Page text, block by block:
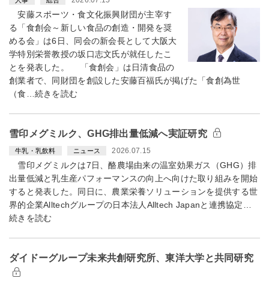
安藤スポーツ・食文化振興財団が主宰す
る「食創会～新しい食品の創造・開発を奨
める会」は6日、同会の新会長として大阪大
学特別栄誉教授の坂口志文氏が就任したこ
とを発表した。 「食創会」は日清食品の
創業者で、同財団を創設した安藤百福氏が掲げた「食創為世
（食…続きを読む
雪印メグミルク、GHG排出量低減へ実証研究
牛乳・乳飲料 ニュース 2026.07.15
雪印メグミルクは7日、酪農場由来の温室効果ガス（GHG）排
出量低減と乳生産パフォーマンスの向上へ向けた取り組みを開始
すると発表した。同日に、農業栄養ソリューションを提供する世
界的企業Alltechグループの日本法人Alltech Japanと連携協定…
続きを読む
ダイドーグループ未来共創研究所、東洋大学と共同研究